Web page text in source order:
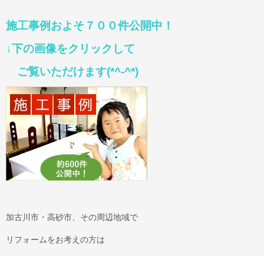
施工事例およそ７００件公開中！
↓下の画像をクリックして
ご覧いただけます(*^-^*)
加古川市・高砂市、その周辺地域で
リフォームをお考えの方は